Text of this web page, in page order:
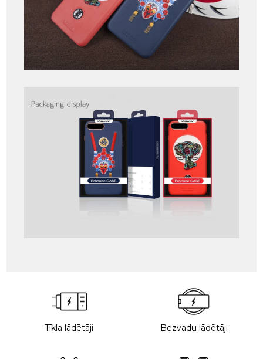
Tīkla lādētāji Bezvadu lādētāji